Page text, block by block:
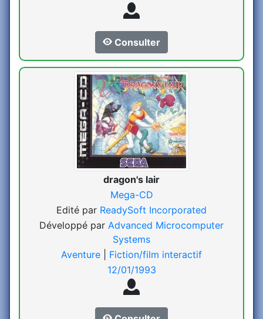
Consulter
dragon's lair
Mega-CD
Edité par ReadySoft Incorporated
Développé par Advanced Microcomputer
Systems
Aventure
Fiction/film interactif
12/01/1993